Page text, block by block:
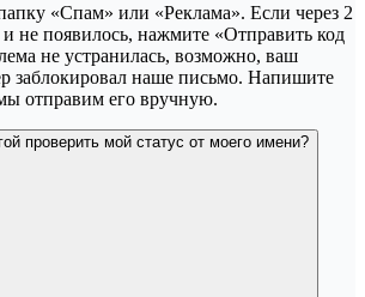
«Спам» или «Реклама». Если через 2
не появилось, нажмите «Отправить код
не устранилась, возможно, ваш
заблокировал наше письмо. Напишите
отправим его вручную.
проверить мой статус от моего имени?